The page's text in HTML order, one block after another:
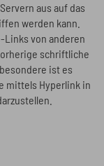
aus auf das
werden kann.
von anderen
schriftliche
ist es
mittels Hyperlink in